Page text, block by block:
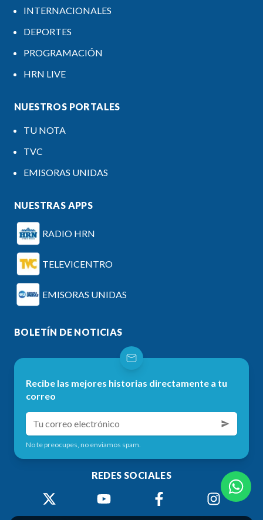
INTERNACIONALES
DEPORTES
PROGRAMACIÓN
HRN LIVE
NUESTROS PORTALES
TU NOTA
TVC
EMISORAS UNIDAS
NUESTRAS APPS
RADIO HRN
TELEVICENTRO
EMISORAS UNIDAS
BOLETÍN DE NOTICIAS
Recibe las mejores historias directamente a tu
correo
No te preocupes, no enviamos spam.
REDES SOCIALES